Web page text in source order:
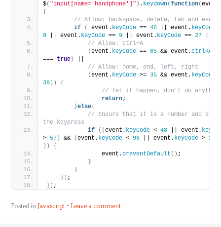
$( "input[name='handphone']" ) . keydown(function(event
{
// Allow: backspace, delete, tab and
if
( event. keyCode == 46 || event. keyCode
8 || event. keyCode == 9 || event. keyCode == 27 ||
// Allow: Ctrl+A
(event. keyCode == 65 && event.ctrlKey
=== true)
// Allow: home, end, left, right
(event. keyCode >= 35 && event. keyCode
39) )
{
// let it happen, don't do
return;
}else{
// Ensure that it is a number and stop
the keypress
if
( (event. keyCode < 48 || event.
> 57) && (event. keyCode < 96 || event. keyCode > 105
) )
{
                event.
preventDefault ( ) ;
}
}
} ) ;
} ) ;
Posted in Javascript Leave a comment